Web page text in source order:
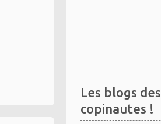
Les blogs des
copinautes !